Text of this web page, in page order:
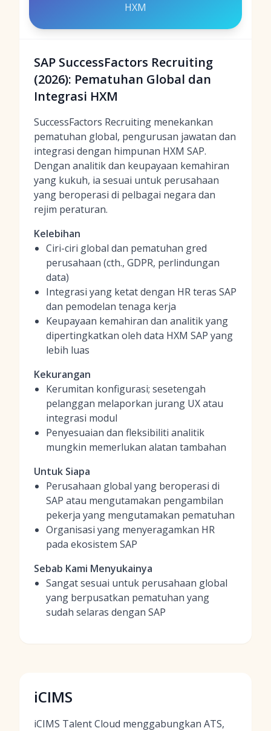
HXM
SAP SuccessFactors Recruiting
(2026): Pematuhan Global dan
Integrasi HXM
SuccessFactors Recruiting menekankan
pematuhan global, pengurusan jawatan dan
integrasi dengan himpunan HXM SAP.
Dengan analitik dan keupayaan kemahiran
yang kukuh, ia sesuai untuk perusahaan
yang beroperasi di pelbagai negara dan
rejim peraturan.
Kelebihan
Ciri-ciri global dan pematuhan gred
perusahaan (cth., GDPR, perlindungan
data)
Integrasi yang ketat dengan HR teras SAP
dan pemodelan tenaga kerja
Keupayaan kemahiran dan analitik yang
dipertingkatkan oleh data HXM SAP yang
lebih luas
Kekurangan
Kerumitan konfigurasi; sesetengah
pelanggan melaporkan jurang UX atau
integrasi modul
Penyesuaian dan fleksibiliti analitik
mungkin memerlukan alatan tambahan
Untuk Siapa
Perusahaan global yang beroperasi di
SAP atau mengutamakan pengambilan
pekerja yang mengutamakan pematuhan
Organisasi yang menyeragamkan HR
pada ekosistem SAP
Sebab Kami Menyukainya
Sangat sesuai untuk perusahaan global
yang berpusatkan pematuhan yang
sudah selaras dengan SAP
iCIMS
iCIMS Talent Cloud menggabungkan ATS,